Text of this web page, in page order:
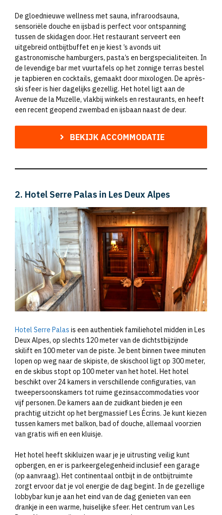
De gloednieuwe wellness met sauna, infraroodsauna,
sensoriële douche en ijsbad is perfect voor ontspanning
tussen de skidagen door. Het restaurant serveert een
uitgebreid ontbijtbuffet en je kiest ’s avonds uit
gastronomische hamburgers, pasta’s en bergspecialiteiten. In
de levendige bar met vuurtafels op het zonnige terras bestel
je tapbieren en cocktails, gemaakt door mixologen. De après-
ski sfeer is hier dagelijks gezellig. Het hotel ligt aan de
Avenue de la Muzelle, vlakbij winkels en restaurants, en heeft
een recent geopend zwembad en ijsbaan naast de deur.
BEKIJK ACCOMMODATIE
2. Hotel Serre Palas in Les Deux Alpes
Hotel Serre Palas is een authentiek familiehotel midden in Les
Deux Alpes, op slechts 120 meter van de dichtstbijzijnde
skilift en 100 meter van de piste. Je bent binnen twee minuten
lopen op weg naar de skipiste, de skischool ligt op 300 meter,
en de skibus stopt op 100 meter van het hotel. Het hotel
beschikt over 24 kamers in verschillende configuraties, van
tweepersoonskamers tot ruime gezinsaccommodaties voor
vijf personen. De kamers aan de zuidkant bieden je een
prachtig uitzicht op het bergmassief Les Écrins. Je kunt kiezen
tussen kamers met balkon, bad of douche, allemaal voorzien
van gratis wifi en een kluisje.
Het hotel heeft skikluizen waar je je uitrusting veilig kunt
opbergen, en er is parkeergelegenheid inclusief een garage
(op aanvraag). Het continentaal ontbijt in de ontbijtruimte
zorgt ervoor dat je vol energie de dag begint. In de gezellige
lobbybar kun je aan het eind van de dag genieten van een
drankje in een warme, huiselijke sfeer. Het centrum van Les